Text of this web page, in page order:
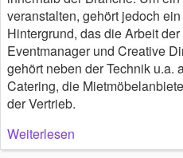
veranstalten, gehört jedoch
Hintergrund, das die Arbeit
Eventmanager und Creative
gehört neben der Technik u.a.
Catering, die
der Vertrieb.
Weiterlesen